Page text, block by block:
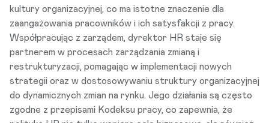
kultury organizacyjnej, co ma istotne znaczenie dla
zaangażowania pracowników i ich satysfakcji z pracy.
Współpracując z zarządem, dyrektor HR staje się
partnerem w procesach zarządzania zmianą i
restrukturyzacji, pomagając w implementacji nowych
strategii oraz w dostosowywaniu struktury organizacyjnej
do dynamicznych zmian na rynku. Jego działania są często
zgodne z przepisami Kodeksu pracy, co zapewnia, że